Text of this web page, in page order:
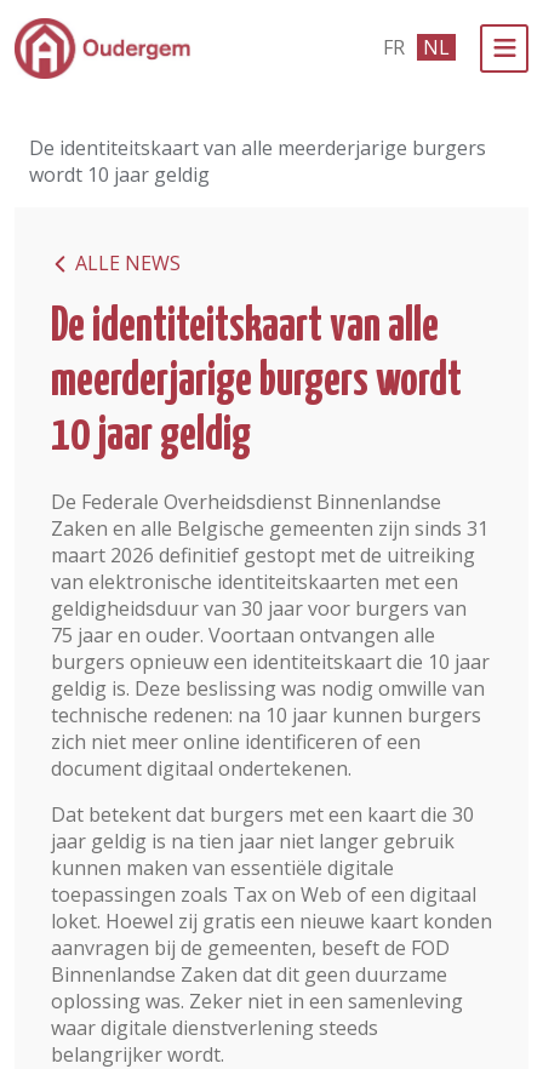
Ga naar de hoofdinhoud FR NL
Evenementen & Verenigingen
Leven in Oudergem
In 1 klik
De identiteitskaart van alle meerderjarige burgers
wordt 10 jaar geldig
ALLE NEWS
De identiteitskaart van alle
meerderjarige burgers wordt
10 jaar geldig
De Federale Overheidsdienst Binnenlandse
Zaken en alle Belgische gemeenten zijn sinds 31
maart 2026 definitief gestopt met de uitreiking
van elektronische identiteitskaarten met een
geldigheidsduur van 30 jaar voor burgers van
75 jaar en ouder. Voortaan ontvangen alle
burgers opnieuw een identiteitskaart die 10 jaar
geldig is. Deze beslissing was nodig omwille van
technische redenen: na 10 jaar kunnen burgers
zich niet meer online identificeren of een
document digitaal ondertekenen.
Dat betekent dat burgers met een kaart die 30
jaar geldig is na tien jaar niet langer gebruik
kunnen maken van essentiële digitale
toepassingen zoals Tax on Web of een digitaal
loket. Hoewel zij gratis een nieuwe kaart konden
aanvragen bij de gemeenten, beseft de FOD
Binnenlandse Zaken dat dit geen duurzame
oplossing was. Zeker niet in een samenleving
waar digitale dienstverlening steeds
belangrijker wordt.